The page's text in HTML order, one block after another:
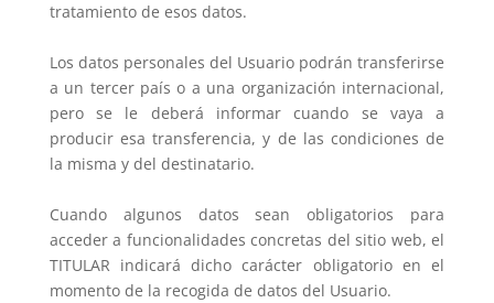
tratamiento de esos datos.
Los datos personales del Usuario podrán transferirse
a un tercer país o a una organización internacional,
pero se le deberá informar cuando se vaya a
producir esa transferencia, y de las condiciones de
la misma y del destinatario.
Cuando algunos datos sean obligatorios para
acceder a funcionalidades concretas del sitio web, el
TITULAR indicará dicho carácter obligatorio en el
momento de la recogida de datos del Usuario.